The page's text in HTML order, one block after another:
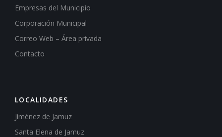
Empresas del Municipio
Corporación Municipal
Correo Web – Área privada
Contacto
LOCALIDADES
Jiménez de Jamuz
Santa Elena de Jamuz